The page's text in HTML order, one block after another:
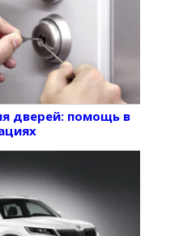
дверей: помощь в